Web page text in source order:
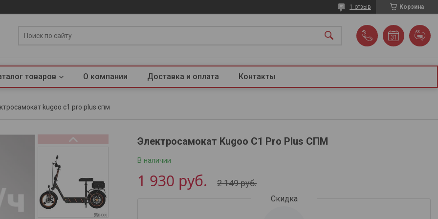
Корзина
1 отзыв
товаров О компании Доставка и оплата Контакты
kugoo c1 pro plus спм
Электросамокат Kugoo C1 Pro Plus СПМ
В наличии
2 149руб.
1 930 руб.